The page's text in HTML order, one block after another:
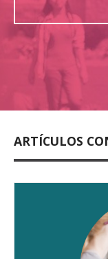
FAMILIA Y
EMPRESA
DEPRESSÃO
ARTÍCULOS